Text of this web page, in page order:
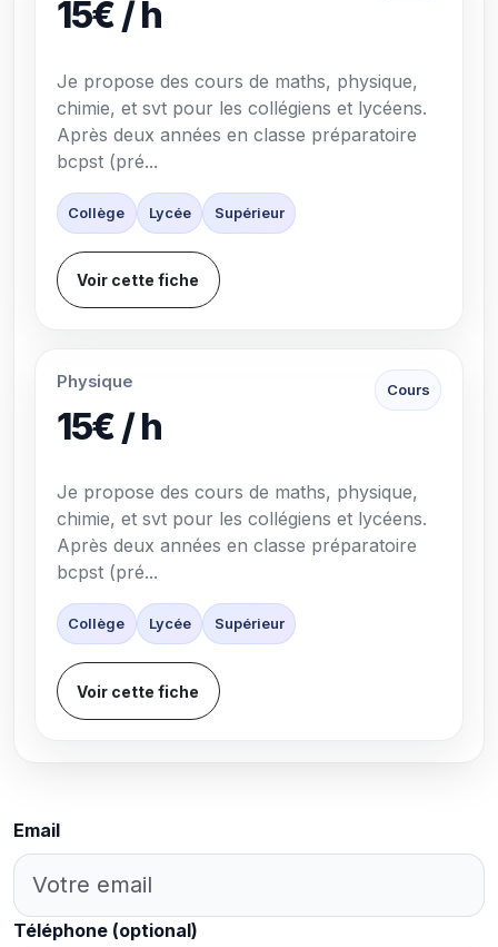
15€ / h
Je propose des cours de maths, physique,
chimie, et svt pour les collégiens et lycéens.
Après deux années en classe préparatoire
bcpst (pré...
Collège Lycée Supérieur
Voir cette fiche
Physique
15€ / h
Cours
Je propose des cours de maths, physique,
chimie, et svt pour les collégiens et lycéens.
Après deux années en classe préparatoire
bcpst (pré...
Collège Lycée Supérieur
Voir cette fiche
Email
Téléphone (optional)